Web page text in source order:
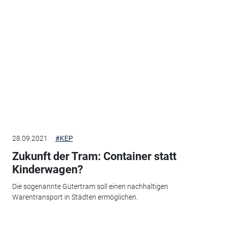
28.09.2021 #KEP
Zukunft der Tram: Container statt
Kinderwagen?
Die sogenannte Gütertram soll einen nachhaltigen
Warentransport in Städten ermöglichen.